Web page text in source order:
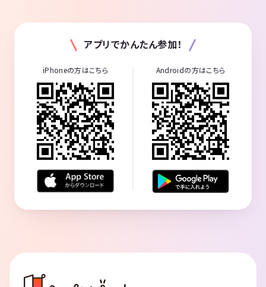
アプリでかんたん参加！
iPhoneの方はこちら Androidの方はこちら